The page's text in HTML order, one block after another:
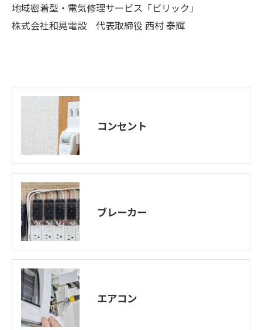
地域密着型・電気修理サービス「ビリック」
株式会社和晃電設 代表取締役 西村 泰輝
コンセント
ブレーカー
エアコン